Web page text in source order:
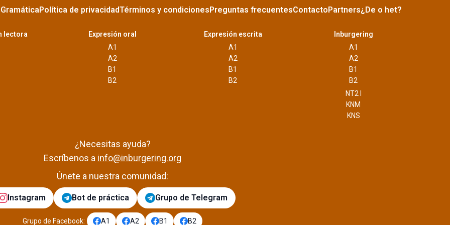
GramáticaPolítica de privacidadTérminos y condicionesPreguntas frecuentesContactoPartners¿De o het?
lectora
Expresión oral
A1
A2
B1
B2
Expresión escrita
A1
A2
B1
B2
Inburgering
A1
A2
B1
B2
NT2 I
KNM
KNS
¿Necesitas ayuda?
Escríbenos a info@inburgering.org
Únete a nuestra comunidad:
Instagram Bot de práctica Grupo de Telegram
Grupo de Facebook: A1 A2 B1 B2